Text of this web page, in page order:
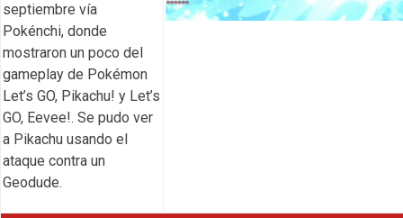
septiembre vía
Pokénchi, donde
mostraron un poco del
gameplay de Pokémon
Let’s GO, Pikachu! y Let’s
GO, Eevee!. Se pudo ver
a Pikachu usando el
ataque contra un
Geodude.